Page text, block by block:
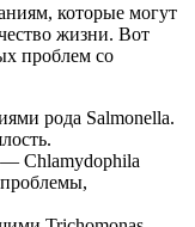
которые могут
жизни. Вот
проблем со
рода Salmonella.
— Chlamydophila